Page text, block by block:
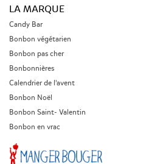
LA MARQUE
Candy Bar
Bonbon végétarien
Bonbon pas cher
Bonbonnières
Calendrier de l'avent
Bonbon Noël
Bonbon Saint- Valentin
Bonbon en vrac